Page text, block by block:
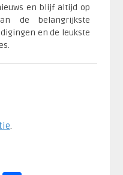
en blijf altijd op
de belangrijkste
en de leukste
.​